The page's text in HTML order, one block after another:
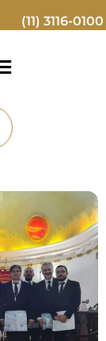
(11) 3116-0100